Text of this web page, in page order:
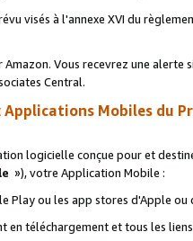
visés à l'annexe XVI du
Vous recevrez une alerte
Central.
Mobiles du
logicielle conçue pour et
»), votre Application Mobile :
Play ou les app stores d'Apple ou
téléchargement et tous les